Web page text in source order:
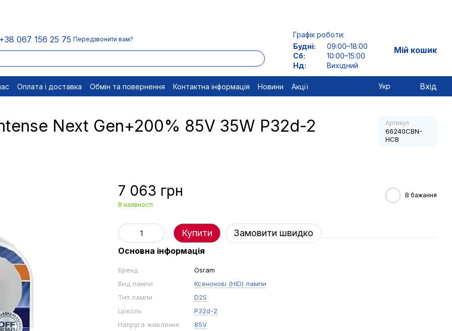
067 156 25 75 Передзвонити вам?
Графік роботи:
Будні:
09:00–18:00
Сб:
10:00–15:00
Нд:
Вихідний
Мій кошик
Оплата і доставка Обмін та повернення Контактна інформація Новини
Акції
Відписатися
Укр Вхід
Next Gen+200% 85V 35W P32d-2 Артикул
66240CBN-
HCB
7 063 грн
В наявності
В бажання
Купити Замовити швидко
Основна інформація
Бренд
Osram
Вид лампи
Ксенонові (HID) лампи
Тип лампи
D2S
Цоколь
P32d-2
Напруга живлення
85V